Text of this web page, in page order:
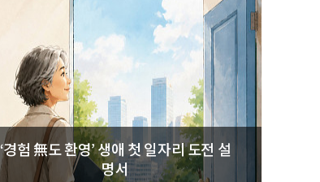
‘경험 無도 환영’ 생애 첫 일자리 도전 설
명서